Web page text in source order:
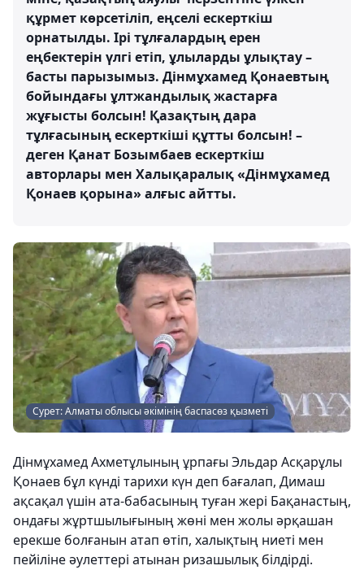
құрмет көрсетіліп, еңселі ескерткіш
орнатылды. Ірі тұлғалардың ерен
еңбектерін үлгі етіп, ұлыларды ұлықтау –
басты парызымыз. Дінмұхамед Қонаевтың
бойындағы ұлтжандылық жастарға
жұғысты болсын! Қазақтың дара
тұлғасының ескерткіші құтты болсын! –
деген Қанат Бозымбаев ескерткіш
авторлары мен Халықаралық «Дінмұхамед
Қонаев қорына» алғыс айтты.
Сурет: Алматы облысы әкімінің баспасөз қызметі
Дінмұхамед Ахметұлының ұрпағы Эльдар Асқарұлы
Қонаев бұл күнді тарихи күн деп бағалап, Димаш
ақсақал үшін ата-бабасының туған жері Бақанастың,
ондағы жұртшылығының жөні мен жолы әрқашан
ерекше болғанын атап өтіп, халықтың ниеті мен
пейіліне әулеттері атынан ризашылық білдірді.